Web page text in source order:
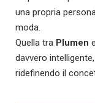
una propria
moda.
Quella tra Plumen e
davvero
ridefinendo il